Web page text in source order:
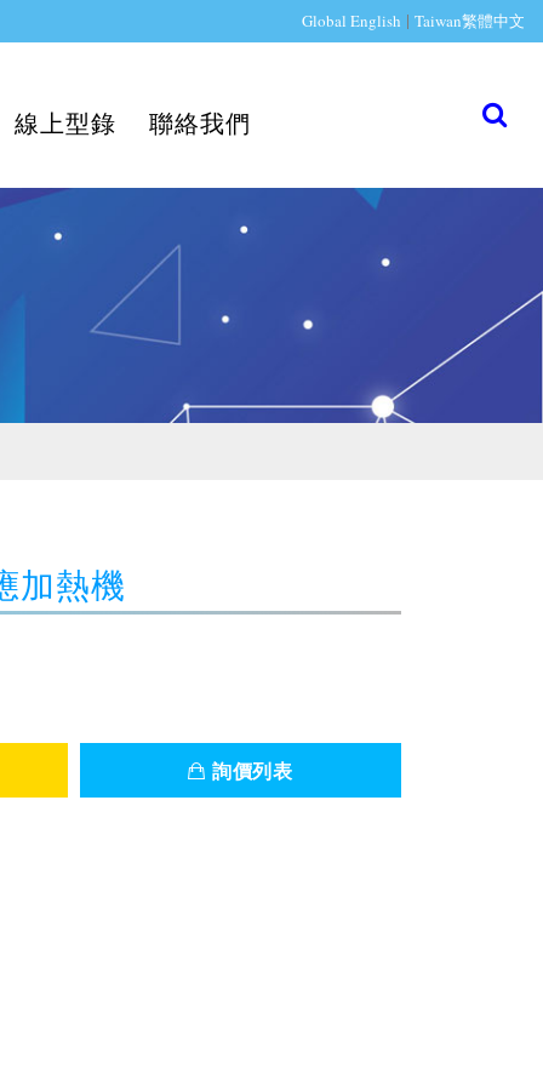
Global English | Taiwan繁體中文
線上型錄 聯絡我們
加熱機
詢價列表